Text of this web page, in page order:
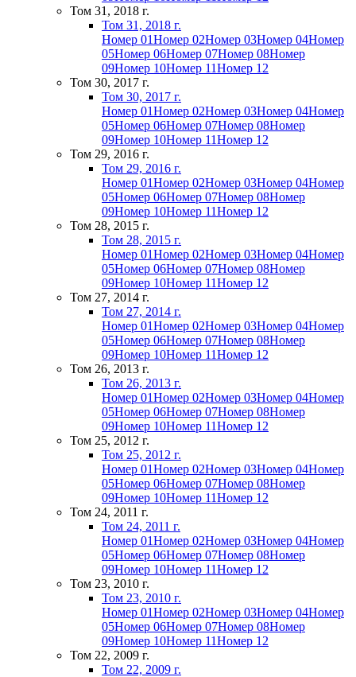
Том 31, 2018 г.
Том 31, 2018 г.
Номер 01Номер 02Номер 03Номер 04Номер
05Номер 06Номер 07Номер 08Номер
09Номер 10Номер 11Номер 12
Том 30, 2017 г.
Том 30, 2017 г.
Номер 01Номер 02Номер 03Номер 04Номер
05Номер 06Номер 07Номер 08Номер
09Номер 10Номер 11Номер 12
Том 29, 2016 г.
Том 29, 2016 г.
Номер 01Номер 02Номер 03Номер 04Номер
05Номер 06Номер 07Номер 08Номер
09Номер 10Номер 11Номер 12
Том 28, 2015 г.
Том 28, 2015 г.
Номер 01Номер 02Номер 03Номер 04Номер
05Номер 06Номер 07Номер 08Номер
09Номер 10Номер 11Номер 12
Том 27, 2014 г.
Том 27, 2014 г.
Номер 01Номер 02Номер 03Номер 04Номер
05Номер 06Номер 07Номер 08Номер
09Номер 10Номер 11Номер 12
Том 26, 2013 г.
Том 26, 2013 г.
Номер 01Номер 02Номер 03Номер 04Номер
05Номер 06Номер 07Номер 08Номер
09Номер 10Номер 11Номер 12
Том 25, 2012 г.
Том 25, 2012 г.
Номер 01Номер 02Номер 03Номер 04Номер
05Номер 06Номер 07Номер 08Номер
09Номер 10Номер 11Номер 12
Том 24, 2011 г.
Том 24, 2011 г.
Номер 01Номер 02Номер 03Номер 04Номер
05Номер 06Номер 07Номер 08Номер
09Номер 10Номер 11Номер 12
Том 23, 2010 г.
Том 23, 2010 г.
Номер 01Номер 02Номер 03Номер 04Номер
05Номер 06Номер 07Номер 08Номер
09Номер 10Номер 11Номер 12
Том 22, 2009 г.
Том 22, 2009 г.